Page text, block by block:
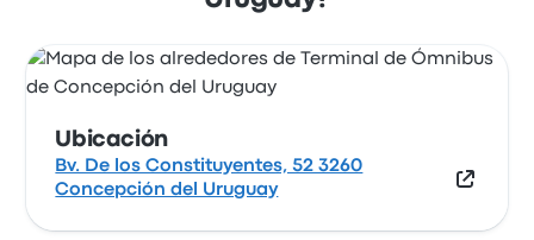
Ubicación
Bv. De los Constituyentes, 52 3260
Concepción del Uruguay